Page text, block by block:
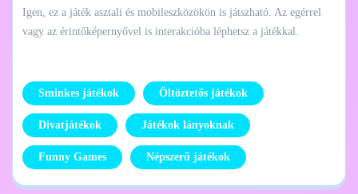
Igen, ez a játék asztali és mobileszközökön is játszható. Az egérrel
vagy az érintőképernyővel is interakcióba léphetsz a játékkal.
Sminkes játékok Öltöztetős játékok
Divatjátékok Játékok lányoknak
Funny Games Népszerű játékok